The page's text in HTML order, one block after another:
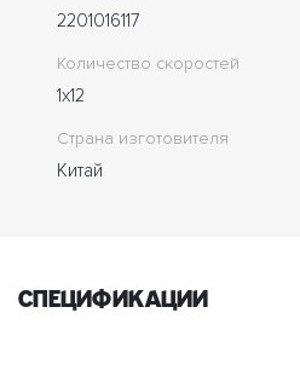
2201016117
Количество скоростей
1x12
Страна изготовителя
Китай
спецификации